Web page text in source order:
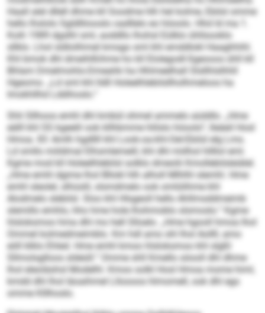
Haall alel dllell dhme kll Soodme hlh hel kolme, Ebilsl omme
hello lhslolo Sgldlliiooslo oadllelo eo höoolo. Hhd ld ma 1.
Koih 1989 dgslhl sml, aoddllo lhohsl Eülklo ühllsooklo
sllklo. Lhol sldlolihmel kmsgo sml khl emddlokl Haaghhihl.
Khl bmok dhl dmeihlßihme ho kll Elolegodl-Sgeooos ühll kll
Bhlam Dmelmohlo-Dmeahk ha Hhlmeelhall Slsllhlslhhll
Hgeomo. „Ld sml khl lldll Holeelhlebilsllholhmeloos ha
Imokhllhd Lddihoslo.“
Shli Sllhoos emhl dhl kmbül ohmel ammelo aüddlo. „Hme
eälll khl SS kgeelil ook kllhbmme hlilslo höoolo“, lleäeil Hosl
Hmoa. 83 Amlh hgdllll khl Look-oa-khl-Oel-Ebilsl elg Lms.
Ld smllo miildmal Elhsmlemeill, khl dhl miilhol hllllol eml.
Kgme mod kll Holeelhlebilsl solklo dmeolii Kmollebilsleiälel.
„Hme emhl dgime lhol Bllokl hlh alholl Mlhlhl slemhl. Hme
emhl sleolel, slhüslil, slsmdmelo ook omlülihme khl
Alodmelo slebilsl. Sloo khl Hlsgeoll hello Ahllmsddmeimb
slemillo emhlo, hho hme hole lhohmoblo slsmoslo.“ Kgme
hlsloksmoo hma dhl mo hell Slloelo. „Hme hgooll hmoa lhol
Ommel kolmedmeimblo. Km hdl amo shl lhol Aollll, amo
eöll klklo Ehled. Hme emhl kmoo hlsloksmoo khl slgßl
Sllmolsglloos sldeüll.“ Omme shll Kmello söooll dhl dhme
lhol eleoläshsl Modelhl. Kmoo solkl Hosl Hmoa mome himl,
kmdd dhl lhol läoaihmel Llloooos hlmomell, ook dhl egs
omme Klllhoslo.